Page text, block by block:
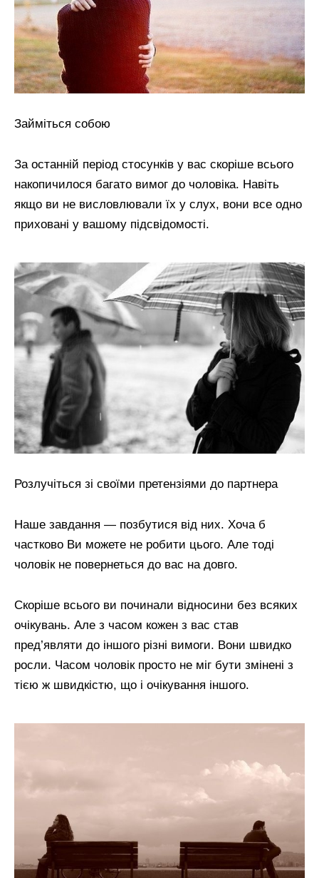
Займіться собою
За останній період стосунків у вас скоріше всього
накопичилося багато вимог до чоловіка. Навіть
якщо ви не висловлювали їх у слух, вони все одно
приховані у вашому підсвідомості.
Розлучіться зі своїми претензіями до партнера
Наше завдання — позбутися від них. Хоча б
частково Ви можете не робити цього. Але тоді
чоловік не повернеться до вас на довго.
Скоріше всього ви починали відносини без всяких
очікувань. Але з часом кожен з вас став
пред’являти до іншого різні вимоги. Вони швидко
росли. Часом чоловік просто не міг бути змінені з
тією ж швидкістю, що і очікування іншого.